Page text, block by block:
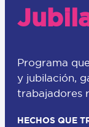
Programa
y jubilación,
trabajadores
HECHOS QUE